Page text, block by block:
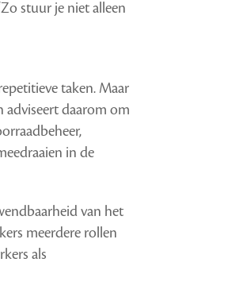
stuur je niet alleen
taken. Maar
adviseert daarom om
in de
van het
meerdere rollen
als